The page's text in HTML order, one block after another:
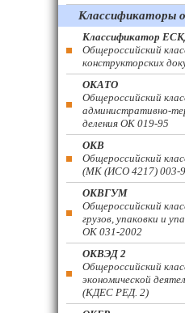
Классификаторы
Классификатор
Общероссийский
конструкторских
ОКАТО
Общероссийский
административно-
деления ОК 019-95
ОКВ
Общероссийский
(МК (ИСО 4217) 003-
ОКВГУМ
Общероссийский
грузов, упаковки и
ОК 031-2002
ОКВЭД 2
Общероссийский
экономической
(КДЕС РЕД. 2)